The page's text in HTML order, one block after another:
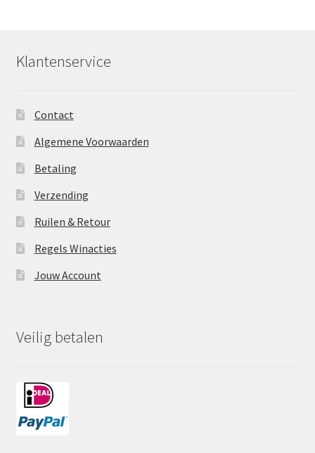
Klantenservice
Contact
Algemene Voorwaarden
Betaling
Verzending
Ruilen & Retour
Regels Winacties
Jouw Account
Veilig betalen